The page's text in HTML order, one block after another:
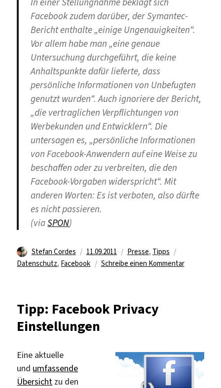
Facebook zudem darüber, der Symantec-
Bericht enthalte „einige Ungenauigkeiten“.
Vor allem habe man „eine genaue
Untersuchung durchgeführt, die keine
Anhaltspunkte dafür lieferte, dass
persönliche Informationen von Unbefugten
genutzt wurden“. Auch ignoriere der Bericht,
„die vertraglichen Verpflichtungen von
Werbekunden und Entwicklern“. Die
untersagen es, „persönliche Informationen
von Facebook-Anwendern auf eine Weise zu
beschaffen oder zu verbreiten, die den
Facebook-Vorgaben widerspricht“. Mit
anderen Worten: Es ist verboten, also dürfte
es nicht passieren.
(viaSPON)
Autor
Stefan Cordes
Veröffentlicht
am
11.09.2011 Kategorien
Presse, Tipps
Datenschutz, Facebook Schreibe einen Kommentarzu
Tipp: Facebook Privacy
Einstellungen
Eine aktuelle
und umfassende
Übersicht zu den